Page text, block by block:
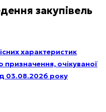
закупівель
характеристик
призначення, очікуваної
03.08.2026 року